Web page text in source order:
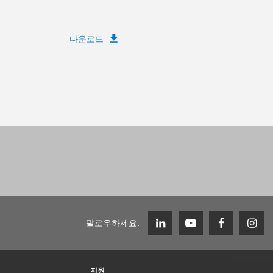
다운로드
팔로우하세요:
지원